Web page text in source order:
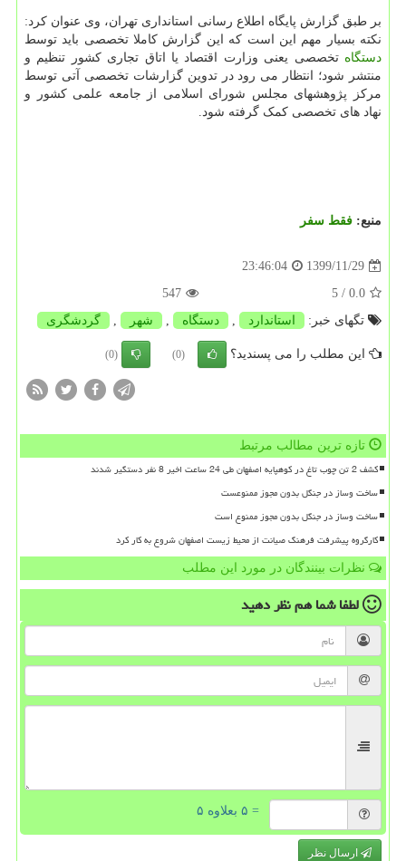
بر طبق گزارش پایگاه اطلاع رسانی استانداری تهران، وی عنوان کرد:
نکته بسیار مهم این است که این گزارش کاملا تخصصی باید توسط
دستگاه تخصصی یعنی وزارت اقتصاد یا اتاق تجاری کشور تنظیم و
منتشر شود؛ انتظار می رود در تدوین گزارشات تخصصی آتی توسط
مرکز پژوهشهای مجلس شورای اسلامی از جامعه علمی کشور و
نهاد های تخصصی کمک گرفته شود.
منبع: فقط سفر
1399/11/29
23:46:04
0.0
/ 5
547
تگهای خبر:
استاندارد , دستگاه , شهر , گردشگری
این مطلب را می پسندید؟ (0)
(0)
تازه ترین مطالب مرتبط
کشف 2 تن چوب تاغ در کوهپایه اصفهان طی 24 ساعت اخیر 8 نفر دستگیر شدند
ساخت وساز در جنگل بدون مجوز ممنوعست
ساخت وساز در جنگل بدون مجوز ممنوع است
کارگروه پیشرفت فرهنگ صیانت از محیط زیست اصفهان شروع به کار کرد
نظرات بینندگان در مورد این مطلب
لطفا شما همنظر دهید
= ۵ بعلاوه ۵
ارسال نظر